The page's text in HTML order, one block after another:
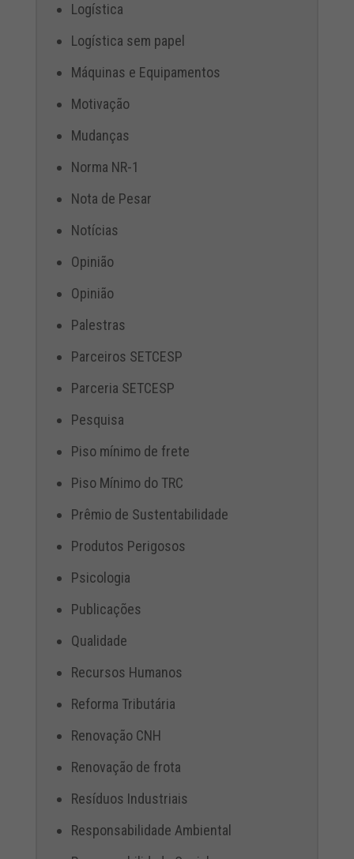
Logística
Logística sem papel
Máquinas e Equipamentos
Motivação
Mudanças
Norma NR-1
Nota de Pesar
Notícias
Opinião
Opinião
Palestras
Parceiros SETCESP
Parceria SETCESP
Pesquisa
Piso mínimo de frete
Piso Mínimo do TRC
Prêmio de Sustentabilidade
Produtos Perigosos
Psicologia
Publicações
Qualidade
Recursos Humanos
Reforma Tributária
Renovação CNH
Renovação de frota
Resíduos Industriais
Responsabilidade Ambiental